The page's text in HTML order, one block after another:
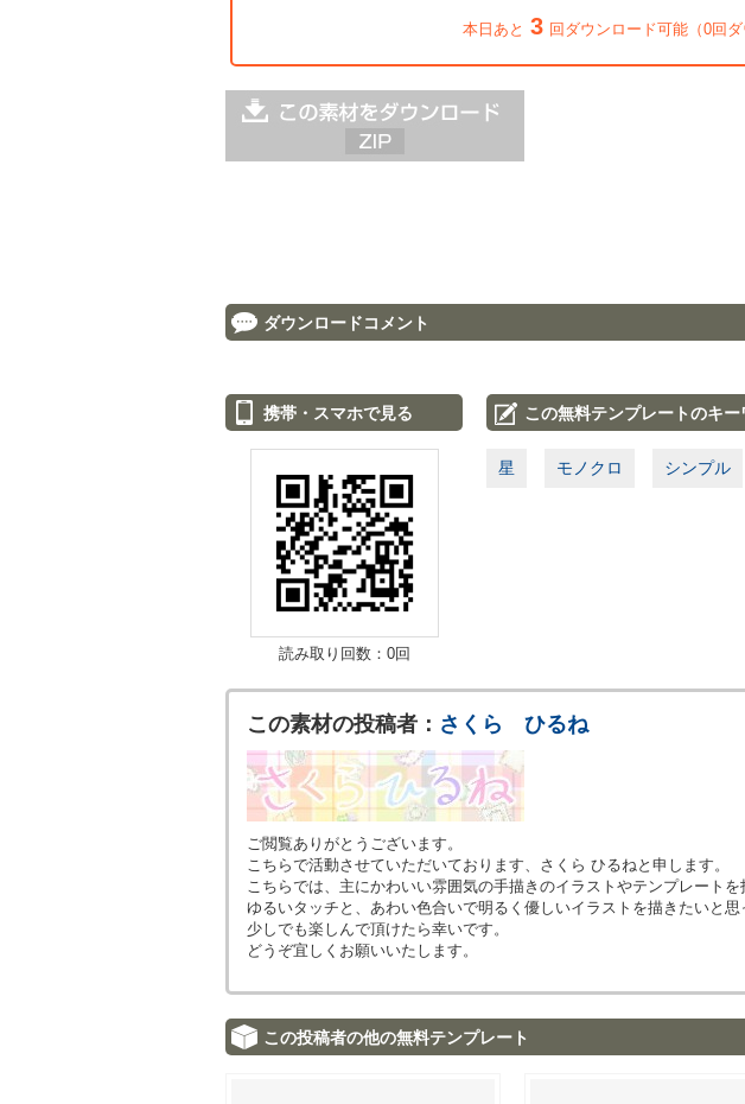
本日あと 3 回ダウンロード可能（0回ダ
ダウンロードコメント
携帯・スマホで見る
読み取り回数：0回
この無料テンプレートのキー
星 モノクロ シンプル
この素材の投稿者： さくら ひるね
ご閲覧ありがとうございます。
こちらで活動させていただいております、さくら ひるねと申します。
こちらでは、主にかわいい雰囲気の手描きのイラストやテンプレートを
ゆるいタッチと、あわい色合いで明るく優しいイラストを描きたいと思
少しでも楽しんで頂けたら幸いです。
どうぞ宜しくお願いいたします。
この投稿者の他の無料テンプレート